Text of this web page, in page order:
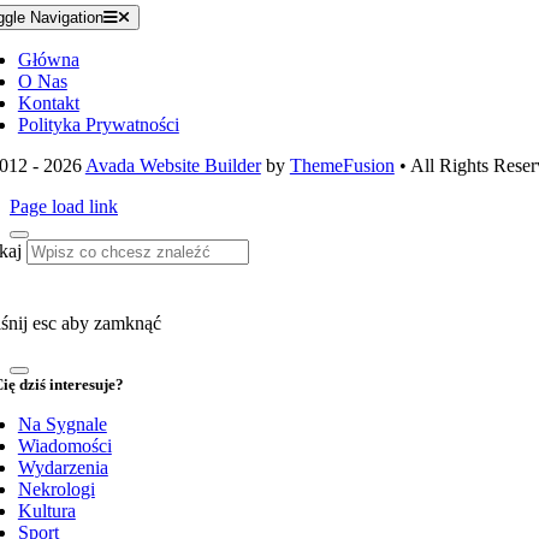
Navigation
Główna
O Nas
Kontakt
Polityka Prywatności
- 2026 Avada Website Builderby ThemeFusion • All Rights
Page load link
esc aby zamknąć
dziś interesuje?
Na Sygnale
Wiadomości
Wydarzenia
Nekrologi
Kultura
Sport